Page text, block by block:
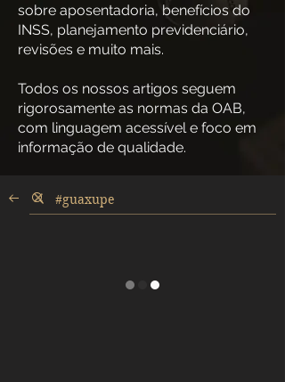
sobre aposentadoria, benefícios do
INSS, planejamento previdenciário,
revisões e muito mais.
Todos os nossos artigos seguem
rigorosamente as normas da OAB,
com linguagem acessível e foco em
informação de qualidade.